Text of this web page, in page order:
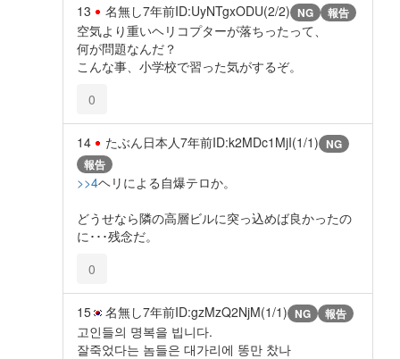
13 名無し7年前ID:UyNTgxODU(2/2) NG 報告
空気より重いヘリコプターが落ちったって、
何が問題なんだ？
こんな事、小学校で習った気がするぞ。
0
14 たぶん日本人7年前ID:k2MDc1MjI(1/1) NG
報告
>>4ヘリによる自爆テロか。
どうせなら隣の高層ビルに突っ込めば良かったの
に･･･残念だ。
0
15 名無し7年前ID:gzMzQ2NjM(1/1) NG 報告
고인들의 명복을 빕니다.
잘죽었다는 놈들은 대가리에 똥만 찼나